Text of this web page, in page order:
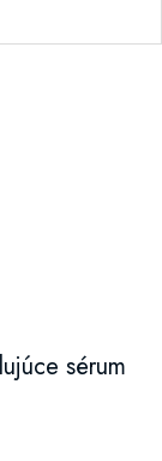
sérum